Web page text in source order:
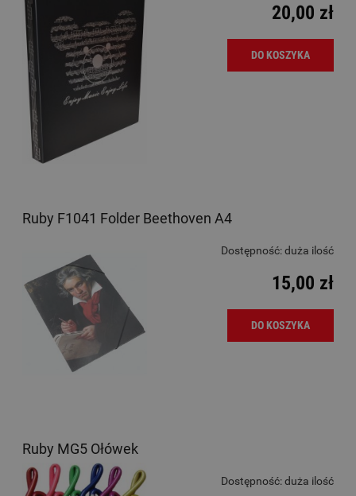
20,00 zł
DO KOSZYKA
Ruby F1041 Folder Beethoven A4
Dostępność:duża ilość
15,00 zł
DO KOSZYKA
Ruby MG5 Ołówek
Dostępność:duża ilość